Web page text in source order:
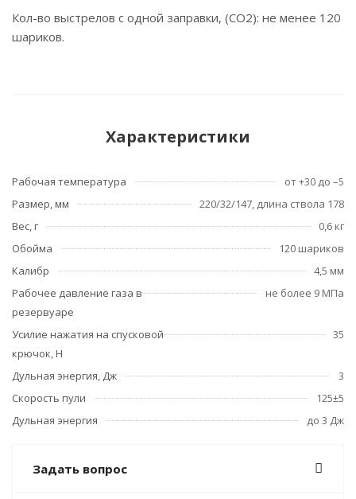
Кол-во выстрелов с одной заправки, (СО2): не менее 120
шариков.
Характеристики
Рабочая температура
от +30 до –5
Размер, мм
220/32/147, длина ствола 178
Вес, г
0,6 кг
Обойма
120 шариков
Калибр
4,5 мм
Рабочее давление газа в
резервуаре
не более 9 МПа
Усилие нажатия на спусковой
крючок, Н
35
Дульная энергия, Дж
3
Скорость пули
125±5
Дульная энергия
до 3 Дж
Задать вопрос